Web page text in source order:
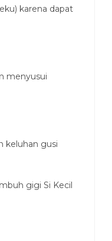
karena dapat
menyusui
keluhan gusi
gigi Si Kecil